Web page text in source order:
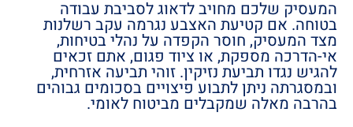
המעסיק שלכם מחויב לדאוג לסביבת עבודה
בטוחה. אם קטיעת האצבע נגרמה עקב רשלנות
מצד המעסיק, חוסר הקפדה על נהלי בטיחות,
אי-הדרכה מספקת, או ציוד פגום, אתם זכאים
להגיש נגדו תביעת נזיקין. זוהי תביעה אזרחית,
ובמסגרתה ניתן לתבוע פיצויים בסכומים גבוהים
בהרבה מאלה שמקבלים מביטוח לאומי.